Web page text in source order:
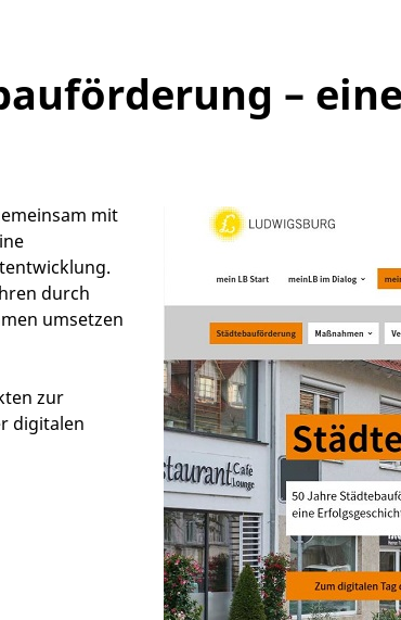
–
mit
durch
umsetzen
zur
digitalen